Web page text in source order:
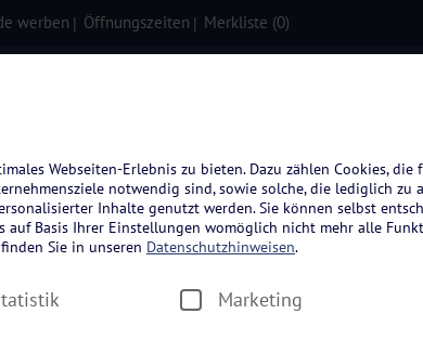
werben Öffnungszeiten Merkliste (0)
Webseiten-Erlebnis zu bieten. Dazu zählen Cookies,
notwendig sind, sowie solche, die lediglich zu
Inhalte genutzt werden. Sie können selbst
auf Basis Ihrer Einstellungen womöglich nicht mehr alle
Sie in unseren Datenschutzhinweisen.
Marketing